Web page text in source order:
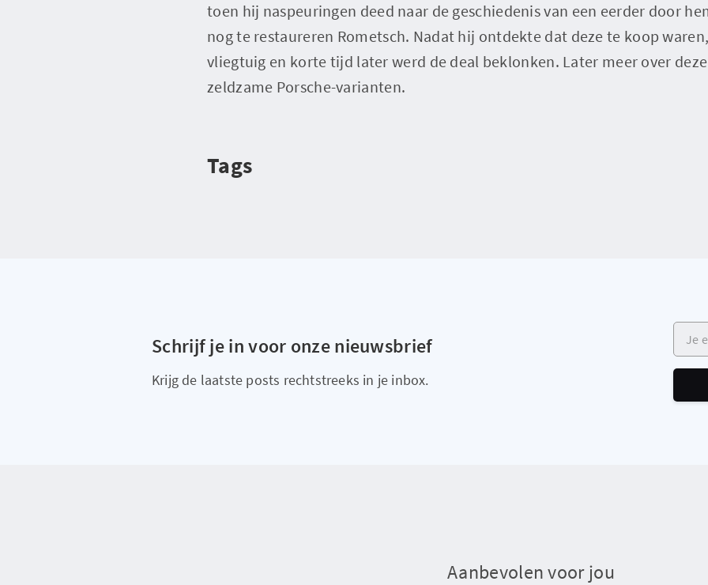
toen hij naspeuringen deed naar de geschiedenis van een eerder door
nog te restaureren Rometsch. Nadat hij ontdekte dat deze te koop
vliegtuig en korte tijd later werd de deal beklonken. Later meer over
zeldzame Porsche-varianten.
Tags
Schrijf je in voor onze nieuwsbrief
Krijg de laatste posts rechtstreeks in je inbox.
Je e-
Aanbevolen voor jou